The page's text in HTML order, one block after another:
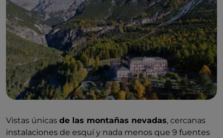
Vistas únicas de las montañas nevadas, cercanas
instalaciones de esquí y nada menos que 9 fuentes